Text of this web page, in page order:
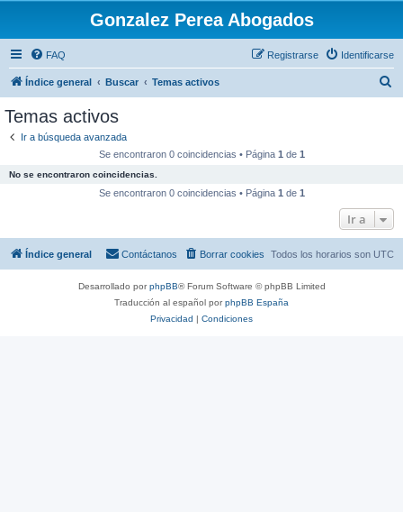
Gonzalez Perea Abogados
FAQ Identificarse
Registrarse
Índice general Buscar Temas activos
Temas activos
Ir a búsqueda avanzada
Se encontraron 0 coincidencias • Página 1 de 1
No se encontraron coincidencias.
Se encontraron 0 coincidencias • Página 1 de 1
Ir a
Índice general Todos los horarios son UTC
Borrar cookies
Contáctanos
Desarrollado porphpBB® Forum Software © phpBB Limited
Traducción al español porphpBB España
Privacidad | Condiciones